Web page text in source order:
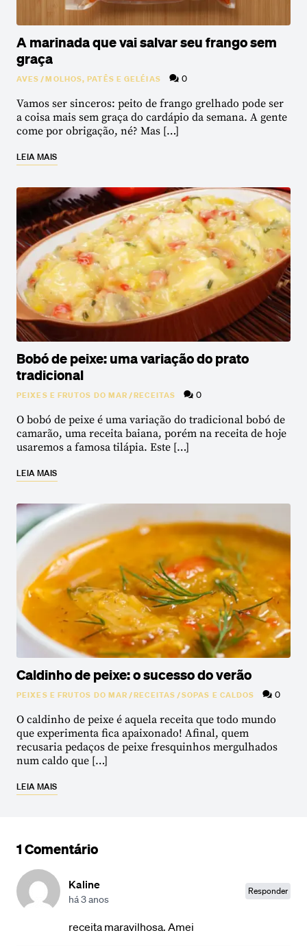
A marinada que vai salvar seu frango sem
graça
AVES/MOLHOS, PATÊS E GELÉIAS 0
Vamos ser sinceros: peito de frango grelhado pode ser
a coisa mais sem graça do cardápio da semana. A gente
come por obrigação, né? Mas […]
LEIA MAIS
Bobó de peixe: uma variação do prato
tradicional
PEIXES E FRUTOS DO MAR/RECEITAS 0
O bobó de peixe é uma variação do tradicional bobó de
camarão, uma receita baiana, porém na receita de hoje
usaremos a famosa tilápia. Este […]
LEIA MAIS
Caldinho de peixe: o sucesso do verão
PEIXES E FRUTOS DO MAR/RECEITAS/SOPAS E CALDOS 0
O caldinho de peixe é aquela receita que todo mundo
que experimenta fica apaixonado! Afinal, quem
recusaria pedaços de peixe fresquinhos mergulhados
num caldo que […]
LEIA MAIS
1 Comentário
Kaline
há 3 anos
Responder
receita maravilhosa. Amei